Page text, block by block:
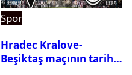
Spor
Hradec Kralove-
Beşiktaş maçının tarihi